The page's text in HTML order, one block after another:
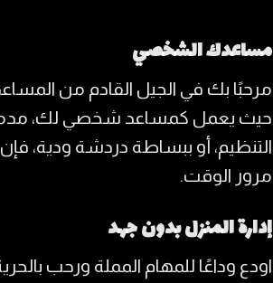
مساعدك الشخصي
مرحبًا بك في الجيل القادم من
حيث يعمل كمساعد شخصي لك، مدمجًا
التنظيم، أو ببساطة دردشة ودية،
مرور الوقت.
إدارة المنزل بدون جهد
اودع وداعًا للمهام المملة ورحب